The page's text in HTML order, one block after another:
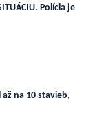
Polícia je
až na 10 stavieb,